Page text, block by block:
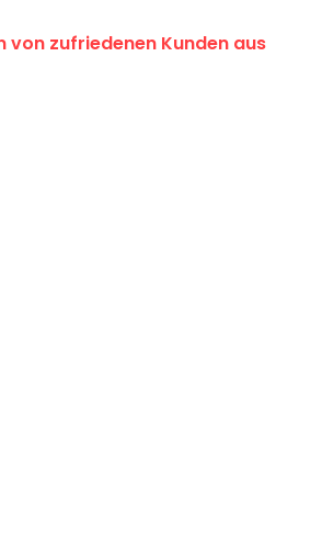
von zufriedenen Kunden aus